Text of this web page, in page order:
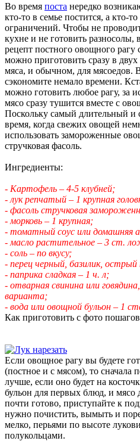
Во время поста нередко
кто-то в семье постится, а кто-
ограничений. Чтобы не
кухне и не готовить разносолы,
рецепт постного овощного рагу
можно приготовить сразу в
мяса, и обычном, для мясоедов.
сэкономите немало времени.
можно готовить любое рагу, за
мясо сразу тушится вместе с
Поскольку самый длительный и
время, когда свежих овощей
использовать замороженные
стручковая фасоль.
Ингредиенты:
- Картофель – 4-5 клубней;
- лук репчатый – 1 крупная
- фасоль стручковая
- морковь – 1 крупная;
- томатный соус или домашняя
- масло растительное – 3 ст.
- соль – по вкусу;
- перец черный, базилик,
- паприка сладкая – 1 ч. л;
- отварная свинина или
варианта;
- вода или овощной бульон – 1
Как приготовить с фото
Если овощное рагу вы будете
(постное и с мясом), то сначала
лучше, если оно будет на
бульон для первых блюд, и мясо
почти готово, приступайте к
нужно почистить, вымыть и
мелко, перьями по высоте
полукольцами.